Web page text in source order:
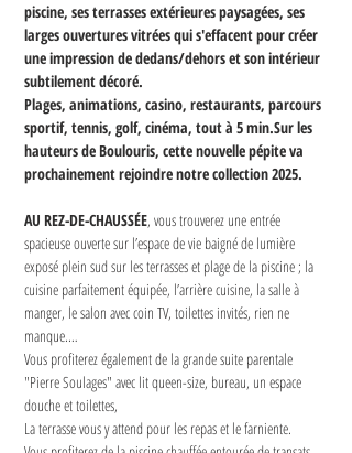
piscine, ses terrasses extérieures paysagées, ses
larges ouvertures vitrées qui s'effacent pour créer
une impression de dedans/dehors et son intérieur
subtilement décoré.
Plages, animations, casino, restaurants, parcours
sportif, tennis, golf, cinéma, tout à 5 min.Sur les
hauteurs de Boulouris, cette nouvelle pépite va
prochainement rejoindre notre collection 2025.
AU REZ-DE-CHAUSSÉE, vous trouverez une entrée
spacieuse ouverte sur l’espace de vie baigné de lumière
exposé plein sud sur les terrasses et plage de la piscine ; la
cuisine parfaitement équipée, l’arrière cuisine, la salle à
manger, le salon avec coin TV, toilettes invités, rien ne
manque.…
Vous profiterez également de la grande suite parentale
"Pierre Soulages" avec lit queen-size, bureau, un espace
douche et toilettes,
La terrasse vous y attend pour les repas et le farniente.